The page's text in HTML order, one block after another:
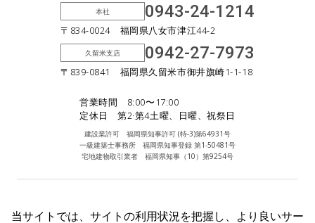
本社 0943-24-1214
〒834-0024 福岡県八女市津江44-2
久留米支店 0942-27-7973
〒839-0841 福岡県久留米市御井旗崎1-1-18
営業時間 8:00〜17:00
定休日 第2·第4土曜、日曜、祝祭日
建設業許可 福岡県知事許可 (特-3)第64931号
一級建築士事務所 福岡県知事登録 第1-50481号
宅地建物取引業者 福岡県知事（10）第9254号